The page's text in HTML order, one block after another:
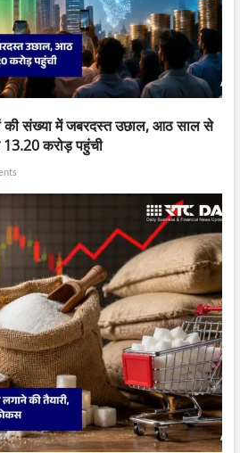
की संख्या में जबरदस्त उछाल, आठ साल से
करोड़ पहुंची